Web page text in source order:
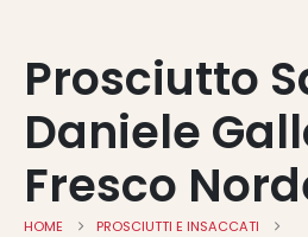
Prosciutto
Daniele
Fresco
HOME
PROSCIUTTI E INSACCATI